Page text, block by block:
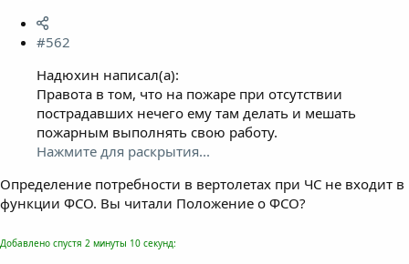
#562
Надюхин написал(а):
Правота в том, что на пожаре при отсутствии
пострадавших нечего ему там делать и мешать
пожарным выполнять свою работу.
Нажмите для раскрытия...
Определение потребности в вертолетах при ЧС не входит в
функции ФСО. Вы читали Положение о ФСО?
Добавлено спустя 2 минуты 10 секунд: